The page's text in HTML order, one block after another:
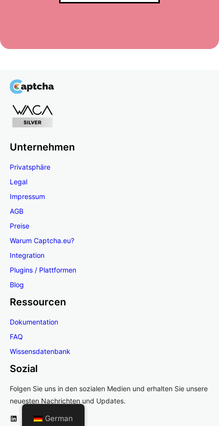
Unternehmen
Privatsphäre
Legal
Impressum
AGB
Preise
Warum Captcha.eu?
Integration
Plugins / Plattformen
Blog
Ressourcen
Dokumentation
FAQ
Wissensdatenbank
Sozial
Folgen Sie uns in den sozialen Medien und erhalten Sie unsere
neuesten Nachrichten und Updates.
LinkedIn German